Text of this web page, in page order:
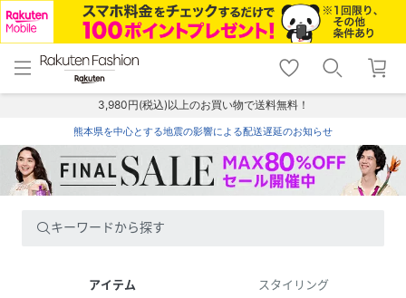
menu home
トップ
shopping_cart lock_outline
ログイン
3,980円(税込)以上のお買い物で送料無料！
熊本県を中心とする地震の影響による配送遅延のお知らせ
キーワードから探す
アイテム スタイリング